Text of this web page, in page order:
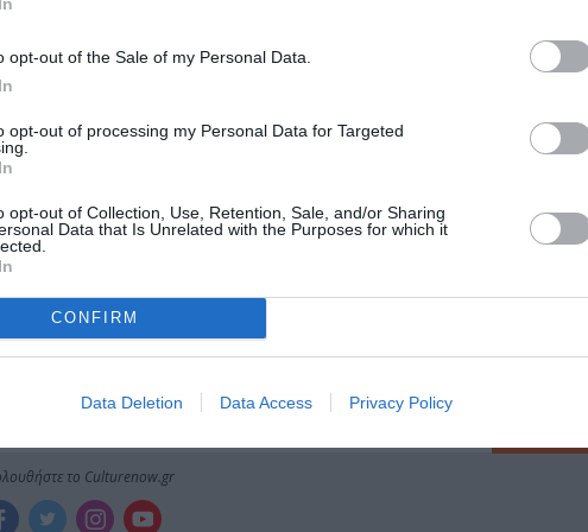
opt-out of the Sale of my Personal Data.
opt-out of processing my Personal Data for Targeted
opt-out of Collection, Use, Retention, Sale, and/or Sharing
Data that Is Unrelated with the Purposes for which it
CONFIRM
Data Deletion Data Access Privacy Policy
πρώτοι όλες τις ειδήσεις
στο
Δες εδώ!❯
και τον Πολιτισμό!
το Culturenow.gr